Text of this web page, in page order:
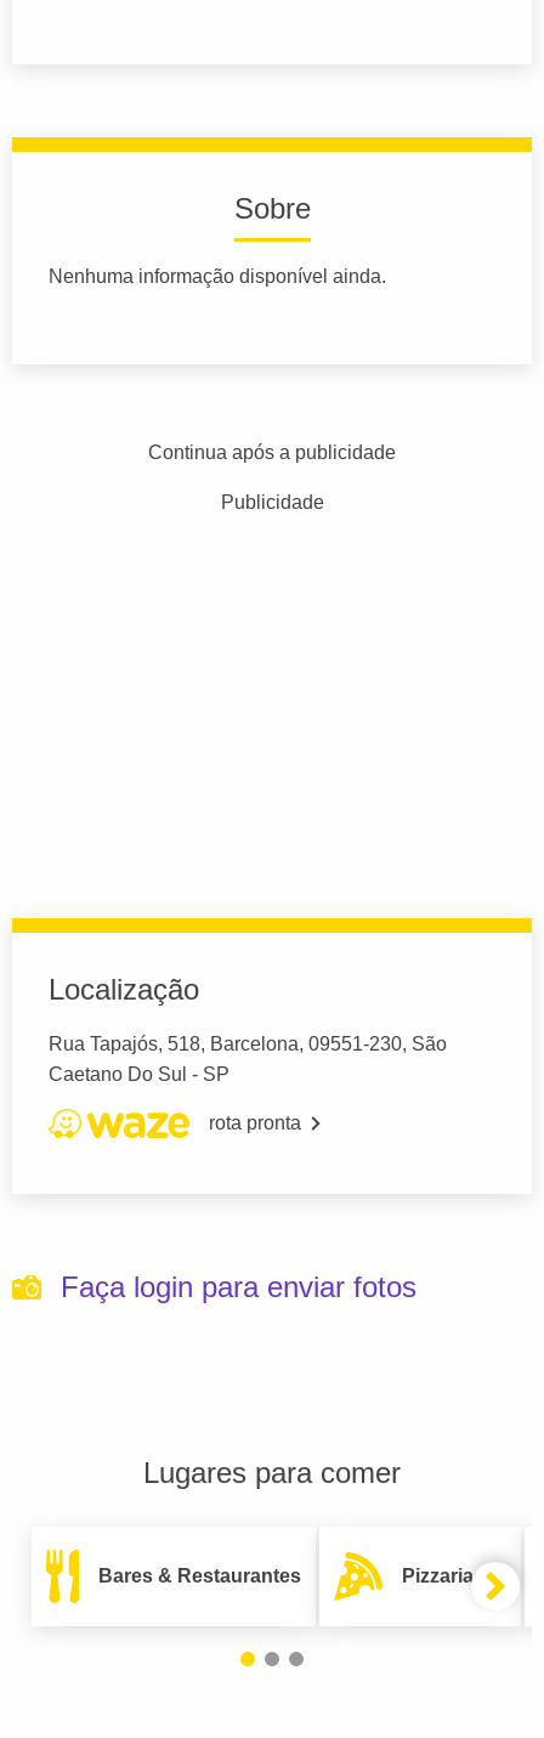
Sobre
Nenhuma informação disponível ainda.
Continua após a publicidade
Publicidade
Localização
Rua Tapajós, 518, Barcelona, 09551-230, São
Caetano Do Sul - SP
rota pronta
Faça login para enviar fotos
Lugares para comer
Bares & Restaurantes Pizzarias